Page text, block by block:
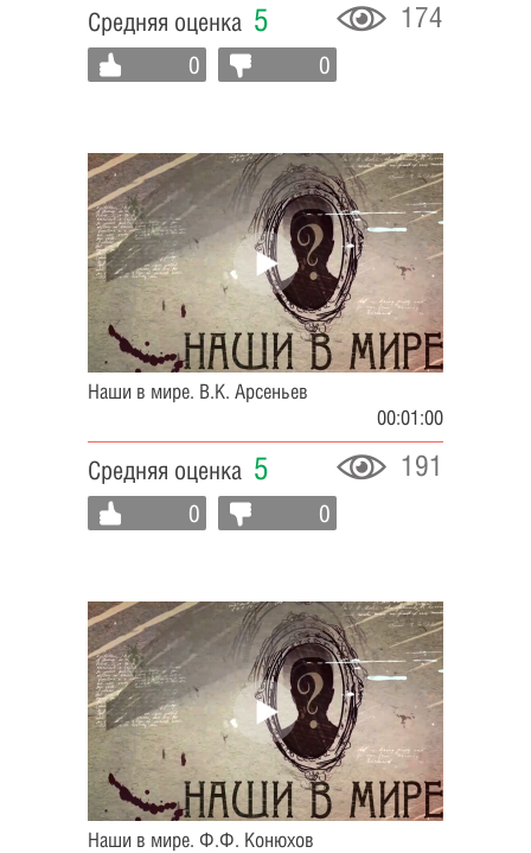
Средняя оценка 5 174
0 0
Наши в мире. В.К. Арсеньев
00:01:00
Средняя оценка 5 191
0 0
Наши в мире. Ф.Ф. Конюхов